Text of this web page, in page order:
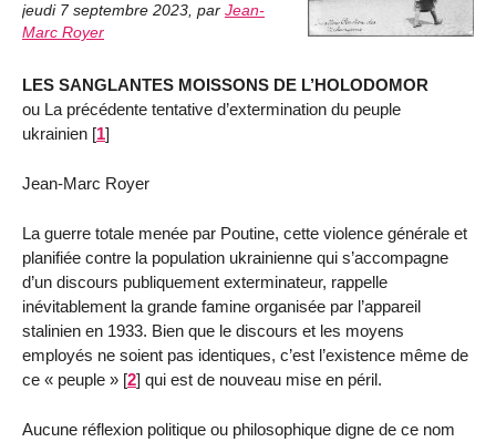
jeudi 7 septembre 2023 par Jean-
Marc Royer
LES SANGLANTES MOISSONS DE L’HOLODOMOR
ou La précédente tentative d’extermination du peuple
ukrainien [1]
Jean-Marc Royer
La guerre totale menée par Poutine, cette violence générale et
planifiée contre la population ukrainienne qui s’accompagne
d’un discours publiquement exterminateur, rappelle
inévitablement la grande famine organisée par l’appareil
stalinien en 1933. Bien que le discours et les moyens
employés ne soient pas identiques, c’est l’existence même de
ce « peuple » [2] qui est de nouveau mise en péril.
Aucune réflexion politique ou philosophique digne de ce nom